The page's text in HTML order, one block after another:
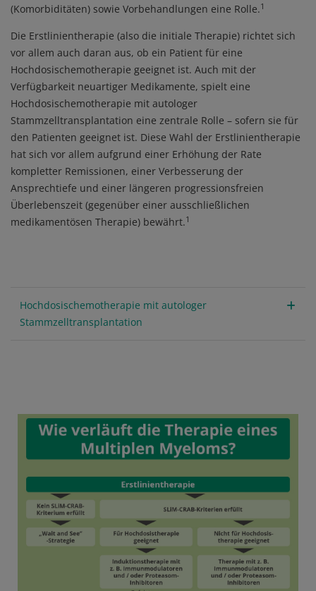
(Komorbiditäten) sowie Vorbehandlungen eine Rolle.1
Die Erstlinientherapie (also die initiale Therapie) richtet sich
vor allem auch daran aus, ob ein Patient für eine
Hochdosischemotherapie geeignet ist. Auch mit der
Verfügbarkeit neuartiger Medikamente, spielt eine
Hochdosischemotherapie mit autologer
Stammzelltransplantation eine zentrale Rolle – sofern sie für
den Patienten geeignet ist. Diese Wahl der Erstlinientherapie
hat sich vor allem aufgrund einer Erhöhung der Rate
kompletter Remissionen, einer Verbesserung der
Ansprechtiefe und einer längeren progressionsfreien
Überlebenszeit (gegenüber einer ausschließlichen
medikamentösen Therapie) bewährt.1
Hochdosischemotherapie mit autologer
Stammzelltransplantation
Media